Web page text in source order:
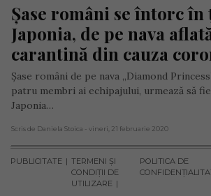
Șase români se întorc în
Japonia, de pe nava
carantină din cauza
Şase români de pe nava „Diamond
patru membri ai echipajului, urmează să
Japonia…
Scris de Daniela Stoica - vineri, 21 februarie 2020
PUBLICITATE
TERMENI ȘI
CONDIȚII DE
UTILIZARE
POLITICA DE